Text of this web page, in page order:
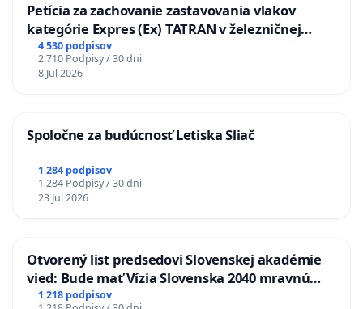
Petícia za zachovanie zastavovania vlakov
kategórie Expres (Ex) TATRAN v železničnej
stanici Púchov
4 530 podpisov
2 710 Podpisy / 30 dni
8 Jul 2026
Spoločne za budúcnosť Letiska Sliač
1 284 podpisov
1 284 Podpisy / 30 dni
23 Jul 2026
Otvorený list predsedovi Slovenskej akadémie
vied: Bude mať Vízia Slovenska 2040 mravnú
chrbticu?
1 218 podpisov